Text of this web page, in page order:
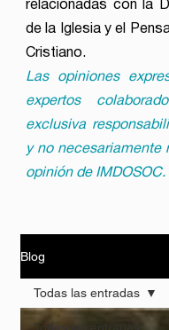
relacionadas con la
de la Iglesia y el
Cristiano.
Las opiniones
expertos
exclusiva
y no necesariamente
opinión de IMDOSOC.
Blog
Todas las entradas